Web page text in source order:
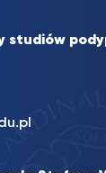
studiów